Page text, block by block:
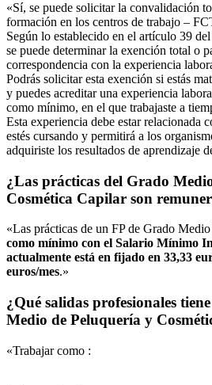
«Sí, se puede solicitar la convalidación
formación en los centros de trabajo –
Según lo establecido en el artículo 39
se puede determinar la exención total o
correspondencia con la experiencia
Podrás solicitar esta exención si estás
y puedes acreditar una experiencia
como mínimo, en el que trabajaste a
Esta experiencia debe estar relacionada
estés cursando y permitirá a los
adquiriste los resultados de aprendizaje
¿Las prácticas del Grado
Cosmética Capilar son
«Las prácticas de un FP de Grado Medio
como mínimo con el Salario Mínimo
actualmente está en fijado en 33,33
euros/mes.»
¿Qué salidas profesionales
Medio de Peluquería y
«Trabajar como :